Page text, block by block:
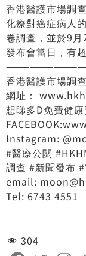
香港醫護市場調
化療對癌症病人
卷調查，並於9月
發布會當日，有
香港醫護市場調
網址：
想睇多D免費健
Instagram:
#醫療公關
調查 #新聞發布
email:
Tel: 6743 4551
304